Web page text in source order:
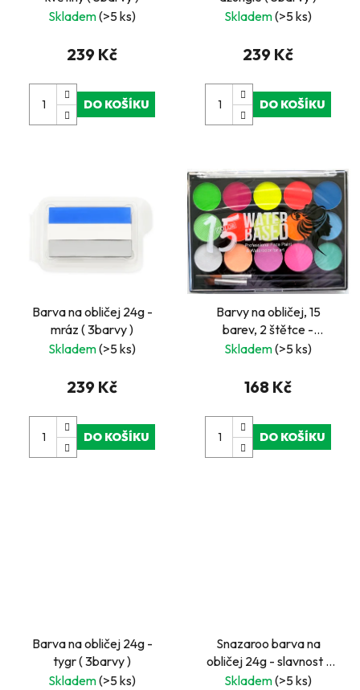
Skladem(>5 ks)
239 Kč
DO KOŠÍKU
Skladem(>5 ks)
239 Kč
DO KOŠÍKU
Barva na obličej 24g -
mráz ( 3barvy )
Skladem(>5 ks)
239 Kč
DO KOŠÍKU
Barvy na obličej, 15
barev, 2 štětce -
neonové barvy
Skladem(>5 ks)
168 Kč
DO KOŠÍKU
Barva na obličej 24g -
tygr ( 3barvy )
Skladem(>5 ks)
Snazaroo barva na
obličej 24g - slavnost (
3barvy )
Skladem(>5 ks)